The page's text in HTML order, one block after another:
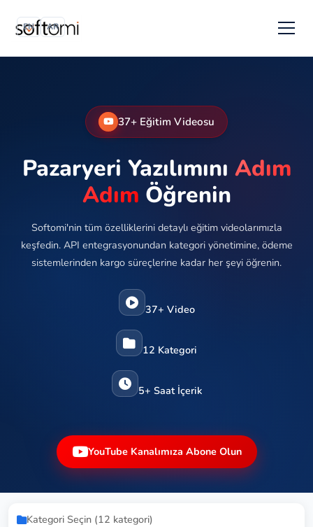
EN AR
37+ Eğitim Videosu
Pazaryeri Yazılımını Adım
Adım Öğrenin
Softomi'nin tüm özelliklerini detaylı eğitim videolarımızla
keşfedin. API entegrasyonundan kategori yönetimine, ödeme
sistemlerinden kargo süreçlerine kadar her şeyi öğrenin.
37+ Video
12 Kategori
5+ Saat İçerik
YouTube Kanalımıza Abone Olun
Kategori Seçin (12 kategori)